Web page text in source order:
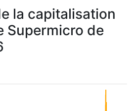
la capitalisation
Supermicro de